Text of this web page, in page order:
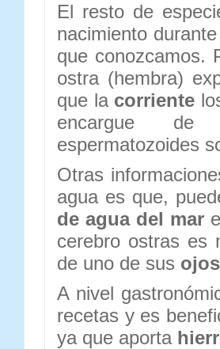
El resto de
nacimiento
que conozcamos.
ostra (hembra)
que la corriente
encargue de
espermatozoides
Otras
agua es que,
de agua del mar
cerebro ostras es
de uno de sus ojos
A nivel
recetas y es
ya que aporta